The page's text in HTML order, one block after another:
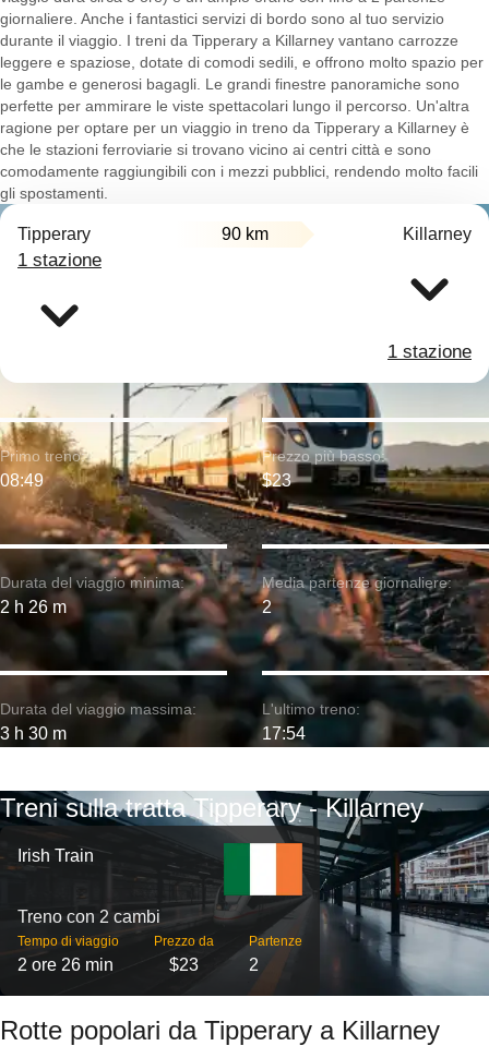
giornaliere. Anche i fantastici servizi di bordo sono al tuo servizio
durante il viaggio. I treni da Tipperary a Killarney vantano carrozze
leggere e spaziose, dotate di comodi sedili, e offrono molto spazio per
le gambe e generosi bagagli. Le grandi finestre panoramiche sono
perfette per ammirare le viste spettacolari lungo il percorso. Un'altra
ragione per optare per un viaggio in treno da Tipperary a Killarney è
che le stazioni ferroviarie si trovano vicino ai centri città e sono
comodamente raggiungibili con i mezzi pubblici, rendendo molto facili
gli spostamenti.
Tipperary 90 km Killarney
1 stazione
1 stazione
Durata del viaggio minima:
2 h 26 m
Primo treno:
08:49
Durata del viaggio massima:
3 h 30 m
Prezzo più basso:
$23
Media partenze giornaliere:
2
L'ultimo treno:
17:54
Treni sulla tratta Tipperary - Killarney
Irish Train
Treno con 2 cambi
Tempo di viaggio
2 ore 26 min
Prezzo da
$23
Partenze
2
Rotte popolari da Tipperary a Killarney